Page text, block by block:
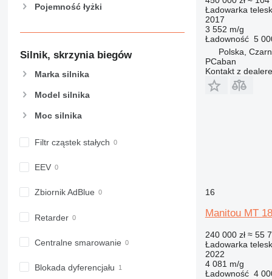
Pojemność łyżki
Silnik, skrzynia biegów
Marka silnika
Model silnika
Moc silnika
Filtr cząstek stałych
EEV
Zbiornik AdBlue
Retarder
Centralne smarowanie
Blokada dyferencjału
Ładowarka
2017
3 552 m/g
Ładowność 5
Polska,
PCaban
Kontakt z
16
Manitou MT
240 000 zł ≈ 55
Ładowarka
2022
4 081 m/g
Ładowność 4